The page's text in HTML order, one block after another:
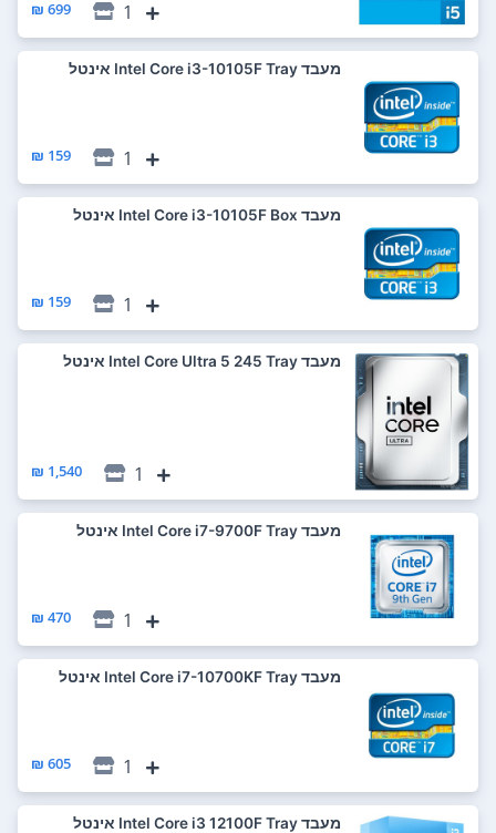
1
699 ₪
מעבד Intel Core i3-10105F Tray אינטל
1
159 ₪
מעבד Intel Core i3-10105F Box אינטל
1
159 ₪
מעבד Intel Core Ultra 5 245 Tray אינטל
1
1,540 ₪
מעבד Intel Core i7-9700F Tray אינטל
1
470 ₪
מעבד Intel Core i7-10700KF Tray אינטל
1
605 ₪
מעבד Intel Core i3 12100F Tray אינטל